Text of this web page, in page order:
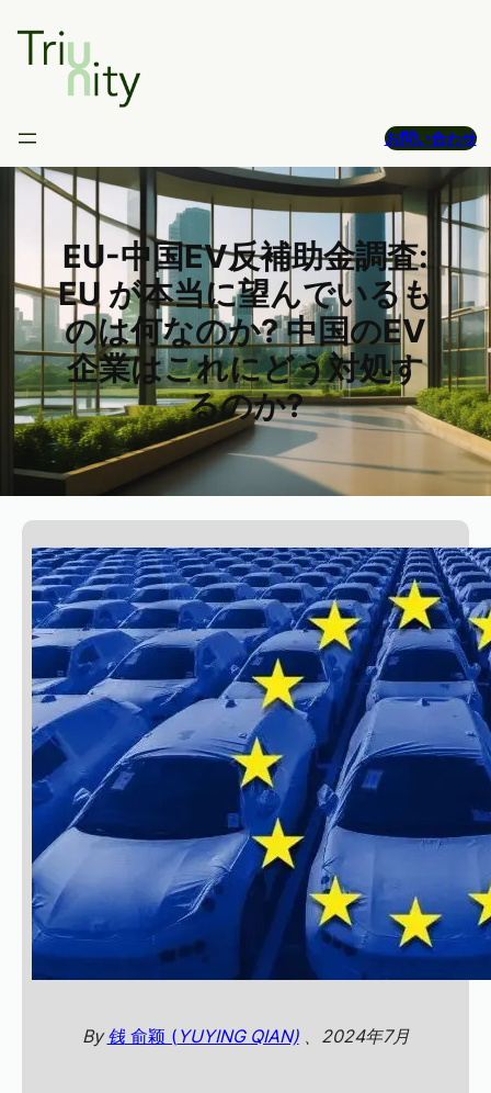
content
お問い合わせ
EU-中国EV反補助金調査:
EU が本当に望んでいるも
のは何なのか? 中国のEV
企業はこれにどう対処す
るのか?
By钱俞颖 ( YUYING QIAN)、2024年7月